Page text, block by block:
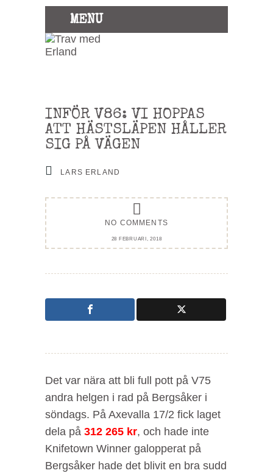
MENU
INFÖR V86: VI HOPPAS
ATT HÄSTSLÄPEN HÅLLER
SIG PÅ VÄGEN
LARS ERLAND
NO COMMENTS
28 FEBRUARI, 2018
Det var nära att bli full pott på V75
andra helgen i rad på Bergsåker i
söndags. På Axevalla 17/2 fick laget
dela på 312 265 kr, och hade inte
Knifetown Winner galopperat på
Bergsåker hade det blivit en bra sudd